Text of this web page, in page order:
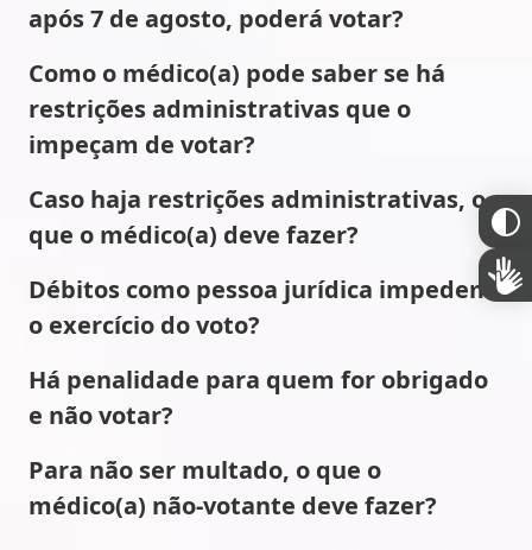
após 7 de agosto, poderá votar?
Como o médico(a) pode saber se há
restrições administrativas que o
impeçam de votar?
Caso haja restrições administrativas, o
que o médico(a) deve fazer?
Débitos como pessoa jurídica impedem
o exercício do voto?
Há penalidade para quem for obrigado
e não votar?
Para não ser multado, o que o
médico(a) não-votante deve fazer?